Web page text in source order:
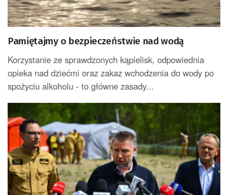
Pamiętajmy o bezpieczeństwie nad wodą
Korzystanie ze sprawdzonych kąpielisk, odpowiednia
opieka nad dziećmi oraz zakaz wchodzenia do wody po
spożyciu alkoholu - to główne zasady...